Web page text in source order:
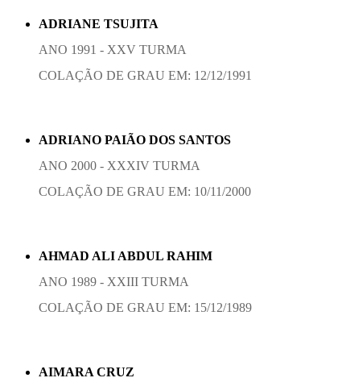
ADRIANE TSUJITA
ANO 1991 - XXV TURMA
COLAÇÃO DE GRAU EM: 12/12/1991
ADRIANO PAIÃO DOS SANTOS
ANO 2000 - XXXIV TURMA
COLAÇÃO DE GRAU EM: 10/11/2000
AHMAD ALI ABDUL RAHIM
ANO 1989 - XXIII TURMA
COLAÇÃO DE GRAU EM: 15/12/1989
AIMARA CRUZ